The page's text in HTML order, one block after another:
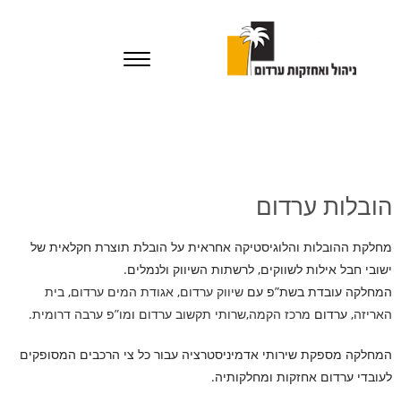
הובלות ערדום
מחלקת ההובלות והלוגיסטיקה אחראית על הובלת תוצרת חקלאית של
ישובי חבל אילות לשווקים, לרשתות השיווק ולנמלים.
המחלקה עובדת בשת”פ עםשיווק ערדום,אגודת המים ערדום,בית
האריזה, ערדום מרכז הקמה,שרותי תקשוב ערדום ומו”פ ערבה דרומית.
המחלקה מספקת שירותי אדמיניסטרציה עבור כל צי הרכבים המסופקים
לעובדי ערדום אחזקות ומחלקותיה.